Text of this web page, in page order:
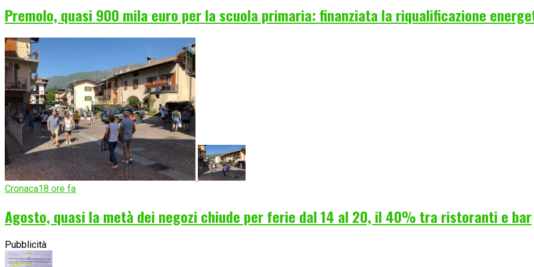
Premolo, quasi 900 mila euro per la scuola primaria: finanziata la riqualificazione
Cronaca18 ore fa
Agosto, quasi la metà dei negozi chiude per ferie dal 14 al 20, il 40% tra ristoranti e bar
Pubblicità